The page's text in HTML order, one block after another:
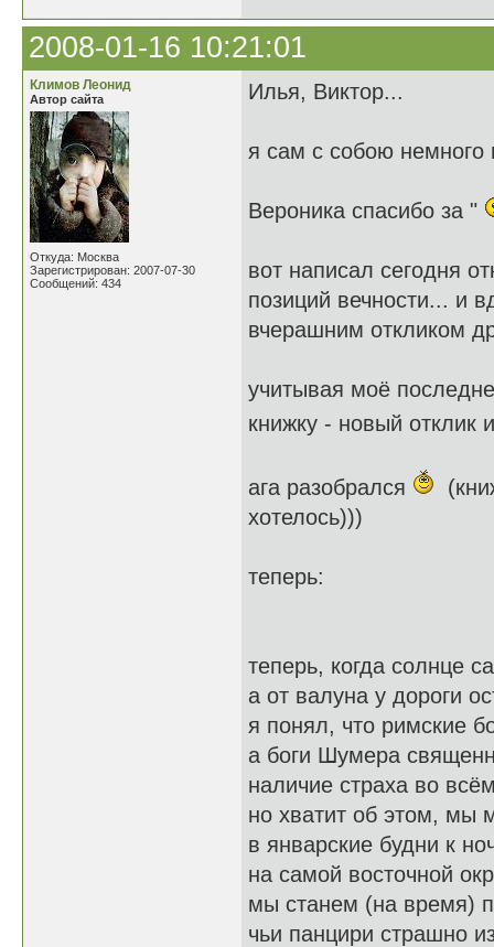
2008-01-16 10:21:01
Климов Леонид
Автор сайта
Откуда: Москва
Зарегистрирован: 2007-07-30
Сообщений: 434
Илья, Виктор...
я сам с собою немного
Вероника спасибо за "
вот написал сегодня
позиций вечности... и
вчерашним откликом
учитывая моё
книжку - новый отклик
ага разобрался
хотелось)))
теперь:
теперь, когда солнце
а от валуна у дороги
я понял, что римские
а боги Шумера
наличие страха во
но хватит об этом, мы
в январские будни к
на самой восточной
мы станем (на время)
чьи панцири страшно